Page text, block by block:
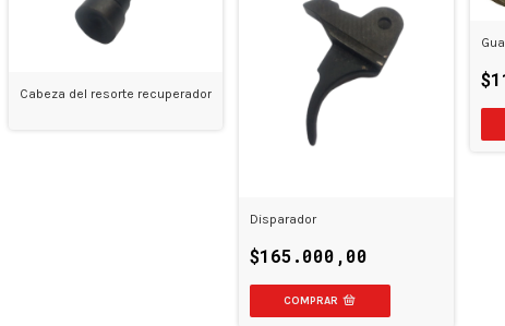
Cabeza del resorte recuperador
Disparador
$165.000,00